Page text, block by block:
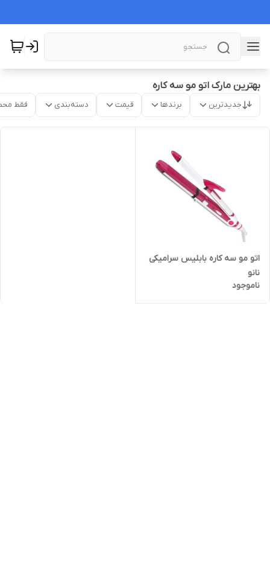
بهترین مارک اتو مو سه کاره
جدیدترین برندها قیمت دسته‌بندی فقط
اتو مو سه کاره بابلیس سرامیکی
نانو
ناموجود